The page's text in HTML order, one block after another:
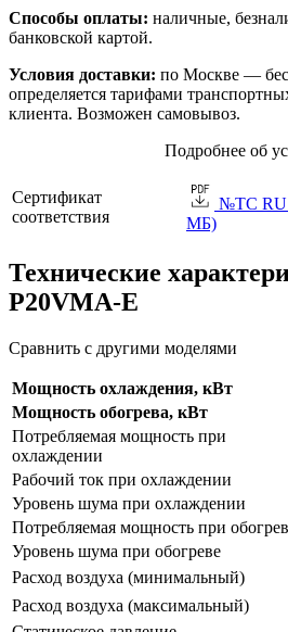
Способы оплаты: наличные,
банковской картой.
Условия доставки: по Москве —
определяется тарифами
клиента. Возможен самовывоз.
Подробнее об
Сертификат
соответствия
№TC RU
МБ)
Технические
P20VMA-E
Сравнить с другими моделями
Мощность охлаждения, кВт
Мощность обогрева, кВт
Потребляемая мощность при
охлаждении
Рабочий ток при охлаждении
Уровень шума при охлаждении
Потребляемая мощность при
Уровень шума при обогреве
Расход воздуха (минимальный)
Расход воздуха (максимальный)